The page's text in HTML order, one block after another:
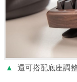
▲ 還可搭配底座調